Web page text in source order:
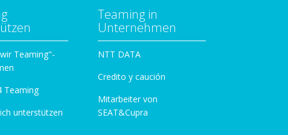
Teaming"-
Teaming
unterstützen
Teaming in
Unternehmen
NTT DATA
Credito y caución
Mitarbeiter von
SEAT&Cupra